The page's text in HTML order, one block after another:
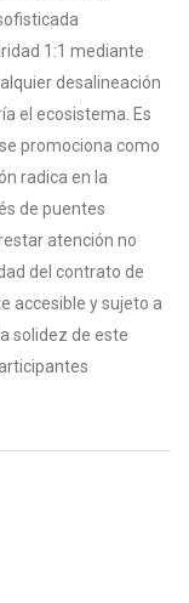
1:1 mediante
desalineación
el ecosistema. Es
promociona como
radica en la
de puentes
atención no
del contrato de
accesible y sujeto a
solidez de este